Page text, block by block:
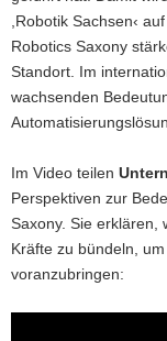
,Robotik Sachsen‹
Robotics Saxony
Standort. Im
wachsenden
Im Video teilen
Perspektiven zur
Saxony. Sie erklären,
Kräfte zu bündeln,
voranzubringen: